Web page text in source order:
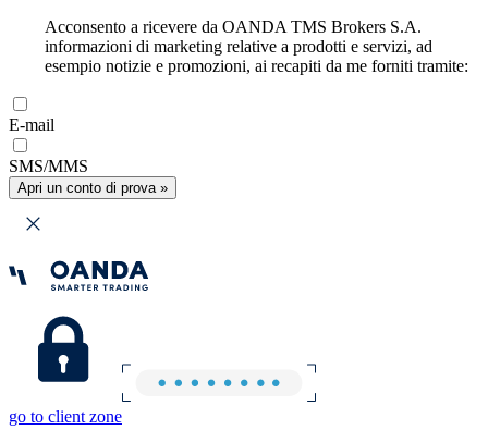
Acconsento a ricevere da OANDA TMS Brokers S.A.
informazioni di marketing relative a prodotti e servizi, ad
esempio notizie e promozioni, ai recapiti da me forniti tramite:
E-mail
SMS/MMS
Apri un conto di prova »
go to client zone